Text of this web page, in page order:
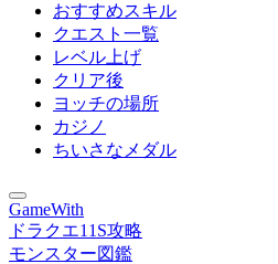
おすすめスキル
クエスト一覧
レベル上げ
クリア後
ヨッチの場所
カジノ
ちいさなメダル
GameWith
ドラクエ11S攻略
モンスター図鑑